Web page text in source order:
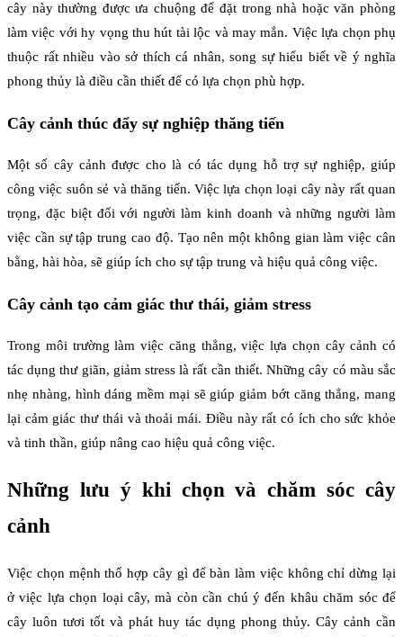
cây này thường được ưa chuộng để đặt trong nhà hoặc văn phòng
làm việc với hy vọng thu hút tài lộc và may mắn. Việc lựa chọn phụ
thuộc rất nhiều vào sở thích cá nhân, song sự hiểu biết về ý nghĩa
phong thủy là điều cần thiết để có lựa chọn phù hợp.
Cây cảnh thúc đẩy sự nghiệp thăng tiến
Một số cây cảnh được cho là có tác dụng hỗ trợ sự nghiệp, giúp
công việc suôn sẻ và thăng tiến. Việc lựa chọn loại cây này rất quan
trọng, đặc biệt đối với người làm kinh doanh và những người làm
việc cần sự tập trung cao độ. Tạo nên một không gian làm việc cân
bằng, hài hòa, sẽ giúp ích cho sự tập trung và hiệu quả công việc.
Cây cảnh tạo cảm giác thư thái, giảm stress
Trong môi trường làm việc căng thẳng, việc lựa chọn cây cảnh có
tác dụng thư giãn, giảm stress là rất cần thiết. Những cây có màu sắc
nhẹ nhàng, hình dáng mềm mại sẽ giúp giảm bớt căng thẳng, mang
lại cảm giác thư thái và thoải mái. Điều này rất có ích cho sức khỏe
và tinh thần, giúp nâng cao hiệu quả công việc.
Những lưu ý khi chọn và chăm sóc cây
cảnh
Việc chọn mệnh thổ hợp cây gì để bàn làm việc không chỉ dừng lại
ở việc lựa chọn loại cây, mà còn cần chú ý đến khâu chăm sóc để
cây luôn tươi tốt và phát huy tác dụng phong thủy. Cây cảnh cần